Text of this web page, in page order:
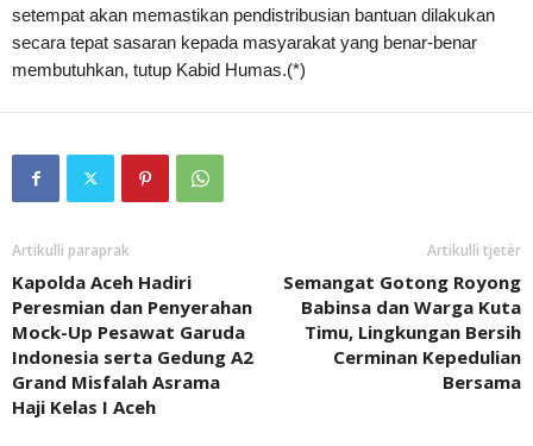
setempat akan memastikan pendistribusian bantuan dilakukan
secara tepat sasaran kepada masyarakat yang benar-benar
membutuhkan, tutup Kabid Humas.(*)
Artikulli paraprak
Kapolda Aceh Hadiri
Peresmian dan Penyerahan
Mock-Up Pesawat Garuda
Indonesia serta Gedung A2
Grand Misfalah Asrama
Haji Kelas I Aceh
Artikulli tjetër
Semangat Gotong Royong
Babinsa dan Warga Kuta
Timu, Lingkungan Bersih
Cerminan Kepedulian
Bersama